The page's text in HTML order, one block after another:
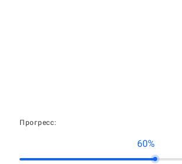
Прогресс:
60%